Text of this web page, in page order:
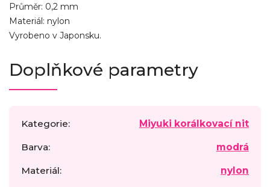
Průměr: 0,2 mm
Materiál: nylon
Vyrobeno v Japonsku.
Doplňkové parametry
Kategorie: Miyuki korálkovací nit
Barva: modrá
Materiál: nylon